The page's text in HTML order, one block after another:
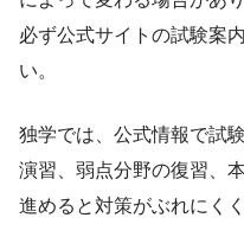
必ず公式サイトの試験案
い。
独学では、公式情報で試
演習、弱点分野の復習、
進めると対策がぶれにく